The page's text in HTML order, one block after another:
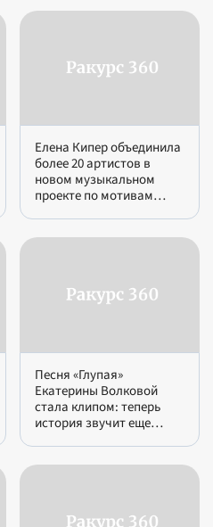
Елена Кипер объединила
более 20 артистов в
новом музыкальном
проекте по мотивам
Песня «Глупая»
Екатерины Волковой
стала клипом: теперь
история звучит еще